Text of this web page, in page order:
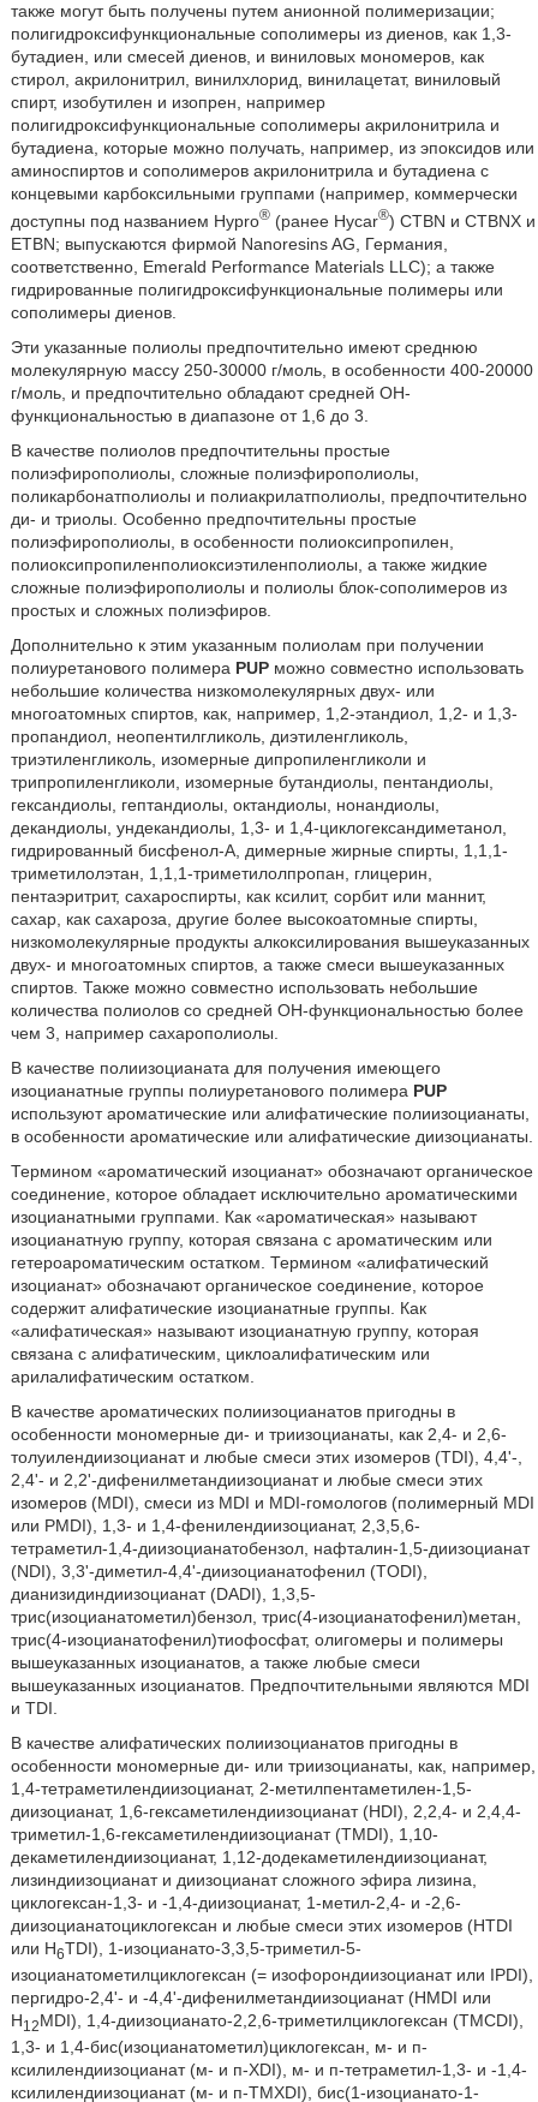
также могут быть получены путем анионной полимеризации;
полигидроксифункциональные сополимеры из диенов, как 1,3-
бутадиен, или смесей диенов, и виниловых мономеров, как
стирол, акрилонитрил, винилхлорид, винилацетат, виниловый
спирт, изобутилен и изопрен, например
полигидроксифункциональные сополимеры акрилонитрила и
бутадиена, которые можно получать, например, из эпоксидов или
аминоспиртов и сополимеров акрилонитрила и бутадиена с
концевыми карбоксильными группами (например, коммерчески
доступны под названием Hypro®(ранее Hycar®) CTBN и CTBNX и
ETBN; выпускаются фирмой Nanoresins AG, Германия,
соответственно, Emerald Performance Materials LLC); а также
гидрированные полигидроксифункциональные полимеры или
сополимеры диенов.
Эти указанные полиолы предпочтительно имеют среднюю
молекулярную массу 250-30000 г/моль, в особенности 400-20000
г/моль, и предпочтительно обладают средней ОН-
функциональностью в диапазоне от 1,6 до 3.
В качестве полиолов предпочтительны простые
полиэфирополиолы, сложные полиэфирополиолы,
поликарбонатполиолы и полиакрилатполиолы, предпочтительно
ди- и триолы. Особенно предпочтительны простые
полиэфирополиолы, в особенности полиоксипропилен,
полиоксипропиленполиоксиэтиленполиолы, а также жидкие
сложные полиэфирополиолы и полиолы блок-сополимеров из
простых и сложных полиэфиров.
Дополнительно к этим указанным полиолам при получении
полиуретанового полимера PUPможно совместно использовать
небольшие количества низкомолекулярных двух- или
многоатомных спиртов, как, например, 1,2-этандиол, 1,2- и 1,3-
пропандиол, неопентилгликоль, диэтиленгликоль,
триэтиленгликоль, изомерные дипропиленгликоли и
трипропиленгликоли, изомерные бутандиолы, пентандиолы,
гександиолы, гептандиолы, октандиолы, нонандиолы,
декандиолы, ундекандиолы, 1,3- и 1,4-циклогександиметанол,
гидрированный бисфенол-А, димерные жирные спирты, 1,1,1-
триметилолэтан, 1,1,1-триметилолпропан, глицерин,
пентаэритрит, сахароспирты, как ксилит, сорбит или маннит,
сахар, как сахароза, другие более высокоатомные спирты,
низкомолекулярные продукты алкоксилирования вышеуказанных
двух- и многоатомных спиртов, а также смеси вышеуказанных
спиртов. Также можно совместно использовать небольшие
количества полиолов со средней ОН-функциональностью более
чем 3, например сахарополиолы.
В качестве полиизоцианата для получения имеющего
изоцианатные группы полиуретанового полимера PUP
используют ароматические или алифатические полиизоцианаты,
в особенности ароматические или алифатические диизоцианаты.
Термином «ароматический изоцианат» обозначают органическое
соединение, которое обладает исключительно ароматическими
изоцианатными группами. Как «ароматическая» называют
изоцианатную группу, которая связана с ароматическим или
гетероароматическим остатком. Термином «алифатический
изоцианат» обозначают органическое соединение, которое
содержит алифатические изоцианатные группы. Как
«алифатическая» называют изоцианатную группу, которая
связана с алифатическим, циклоалифатическим или
арилалифатическим остатком.
В качестве ароматических полиизоцианатов пригодны в
особенности мономерные ди- и триизоцианаты, как 2,4- и 2,6-
толуилендиизоцианат и любые смеси этих изомеров (TDI), 4,4'-,
2,4'- и 2,2'-дифенилметандиизоцианат и любые смеси этих
изомеров (MDI), смеси из MDI и MDI-гомологов (полимерный MDI
или PMDI), 1,3- и 1,4-фенилендиизоцианат, 2,3,5,6-
тетраметил-1,4-диизоцианатобензол, нафталин-1,5-диизоцианат
(NDI), 3,3'-диметил-4,4'-диизоцианатофенил (TODI),
дианизидиндиизоцианат (DADI), 1,3,5-
трис(изоцианатометил)бензол, трис(4-изоцианатофенил)метан,
трис(4-изоцианатофенил)тиофосфат, олигомеры и полимеры
вышеуказанных изоцианатов, а также любые смеси
вышеуказанных изоцианатов. Предпочтительными являются MDI
и TDI.
В качестве алифатических полиизоцианатов пригодны в
особенности мономерные ди- или триизоцианаты, как, например,
1,4-тетраметилендиизоцианат, 2-метилпентаметилен-1,5-
диизоцианат, 1,6-гексаметилендиизоцианат (HDI), 2,2,4- и 2,4,4-
триметил-1,6-гексаметилендиизоцианат (TMDI), 1,10-
декаметилендиизоцианат, 1,12-додекаметилендиизоцианат,
лизиндиизоцианат и диизоцианат сложного эфира лизина,
циклогексан-1,3- и -1,4-диизоцианат, 1-метил-2,4- и -2,6-
диизоцианатоциклогексан и любые смеси этих изомеров (HTDI
или H6TDI), 1-изоцианато-3,3,5-триметил-5-
изоцианатометилциклогексан (= изофорондиизоцианат или IPDI),
пергидро-2,4'- и -4,4'-дифенилметандиизоцианат (HMDI или
H12MDI), 1,4-диизоцианато-2,2,6-триметилциклогексан (TMCDI),
1,3- и 1,4-бис(изоцианатометил)циклогексан, м- и п-
ксилилендиизоцианат (м- и п-XDI), м- и п-тетраметил-1,3- и -1,4-
ксилилендиизоцианат (м- и п-TMXDI), бис(1-изоцианато-1-